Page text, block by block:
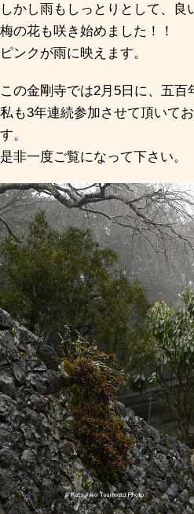
しかし雨もしっとりとして、良
梅の花も咲き始めました！！
ピンクが雨に映えます。
この金剛寺では2月5日に、五
私も3年連続参加させて頂いて
す。
是非一度ご覧になって下さい。